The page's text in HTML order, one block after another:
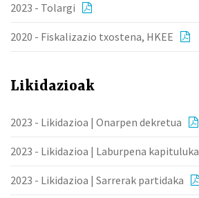
2023 - Tolargi
2020 - Fiskalizazio txostena, HKEE
Likidazioak
2023 - Likidazioa | Onarpen dekretua
2023 - Likidazioa | Laburpena kapituluka
2023 - Likidazioa | Sarrerak partidaka